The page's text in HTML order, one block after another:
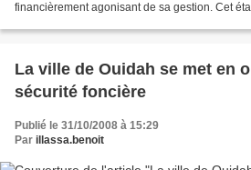
financièrement agonisant de sa gestion. Cet
La ville de Ouidah se met en
sécurité foncière
Publié le 31/10/2008 à 15:29
Par illassa.benoit